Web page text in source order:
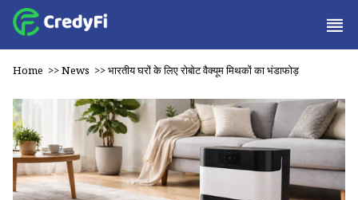
Home >>News >>भारतीय घरों के लिए रोबोट वैक्यूम मिथकों का भंडाफोड़